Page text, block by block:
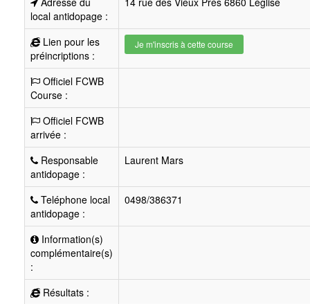
local antidopage :
Lien pour les
préincriptions :
Je m'inscris à cette course
Officiel FCWB
Course :
Officiel FCWB
arrivée :
Responsable
antidopage :
Laurent Mars
Teléphone local
antidopage :
0498/386371
Information(s)
complémentaire(s)
:
Résultats :